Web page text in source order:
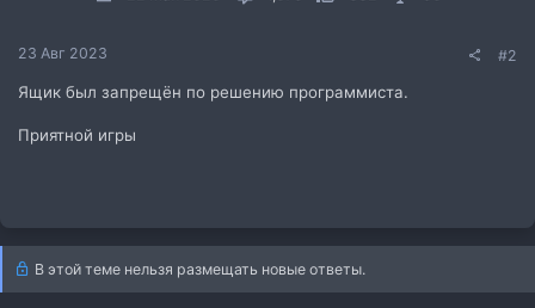
23 Авг 2023 #2
Ящик был запрещён по решению программиста.
Приятной игры
В этой теме нельзя размещать новые ответы.